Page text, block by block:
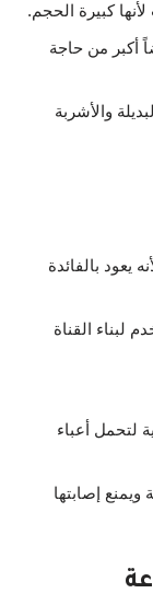
كبيرة الحجم.
أكبر من حاجة
والأشربة
يعود بالفائدة
لبناء القناة
لتحمل أعباء
ويمنع إصابتها